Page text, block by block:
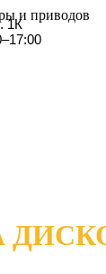
и приводов
1К